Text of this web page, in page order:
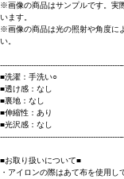
※画像の商品はサンプルです。実
います。
※画像の商品は光の照射や角度に
い。
■洗濯：手洗い○
■透け感：なし
■裏地：なし
■伸縮性：あり
■光沢感：なし
■お取り扱いについて■
・アイロンの際はあて布を使用し